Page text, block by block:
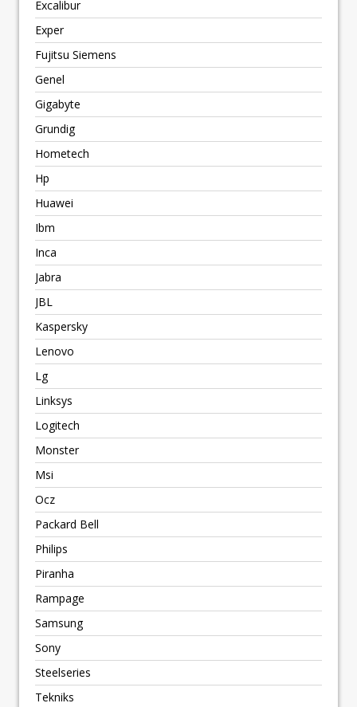
Excalibur
Exper
Fujitsu Siemens
Genel
Gigabyte
Grundig
Hometech
Hp
Huawei
Ibm
Inca
Jabra
JBL
Kaspersky
Lenovo
Lg
Linksys
Logitech
Monster
Msi
Ocz
Packard Bell
Philips
Piranha
Rampage
Samsung
Sony
Steelseries
Tekniks